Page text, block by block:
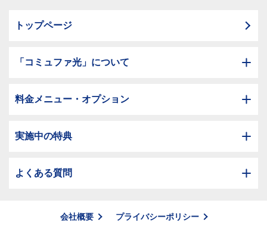
トップページ
「コミュファ光」について
料金メニュー・オプション
実施中の特典
よくある質問
会社概要 プライバシーポリシー